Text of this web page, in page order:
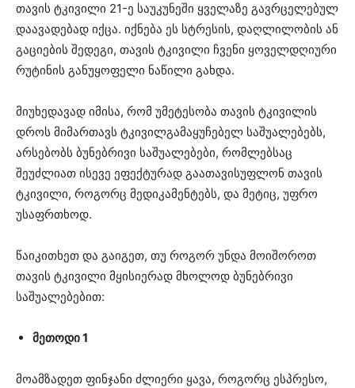
თავის ტკივილი 21-ე საუკუნეში ყველაზე გავრცელებულ
დაავადებად იქცა. იქნება ეს სტრესის, დაღლილობის ან
გაციების შედეგი, თავის ტკივილი ჩვენი ყოველდღიური
რუტინის განუყოფელი ნაწილი გახდა.
მიუხედავად იმისა, რომ უმეტესობა თავის ტკივილის
დროს მიმართავს ტკივილგამაყუჩებელ საშუალებებს,
არსებობს ბუნებრივი საშუალებები, რომლებსაც
შეუძლიათ ისევე ეფექტურად გაათავისუფლონ თავის
ტკივილი, როგორც მედიკამენტებს, და მეტიც, უფრო
უსაფრთხოდ.
წაიკითხეთ და გაიგეთ, თუ როგორ უნდა მოიშოროთ
თავის ტკივილი მყისიერად მხოლოდ ბუნებრივი
საშუალებებით:
მეთოდი 1
მოამზადეთ ფინჯანი ძლიერი ყავა, როგორც ესპრესო,